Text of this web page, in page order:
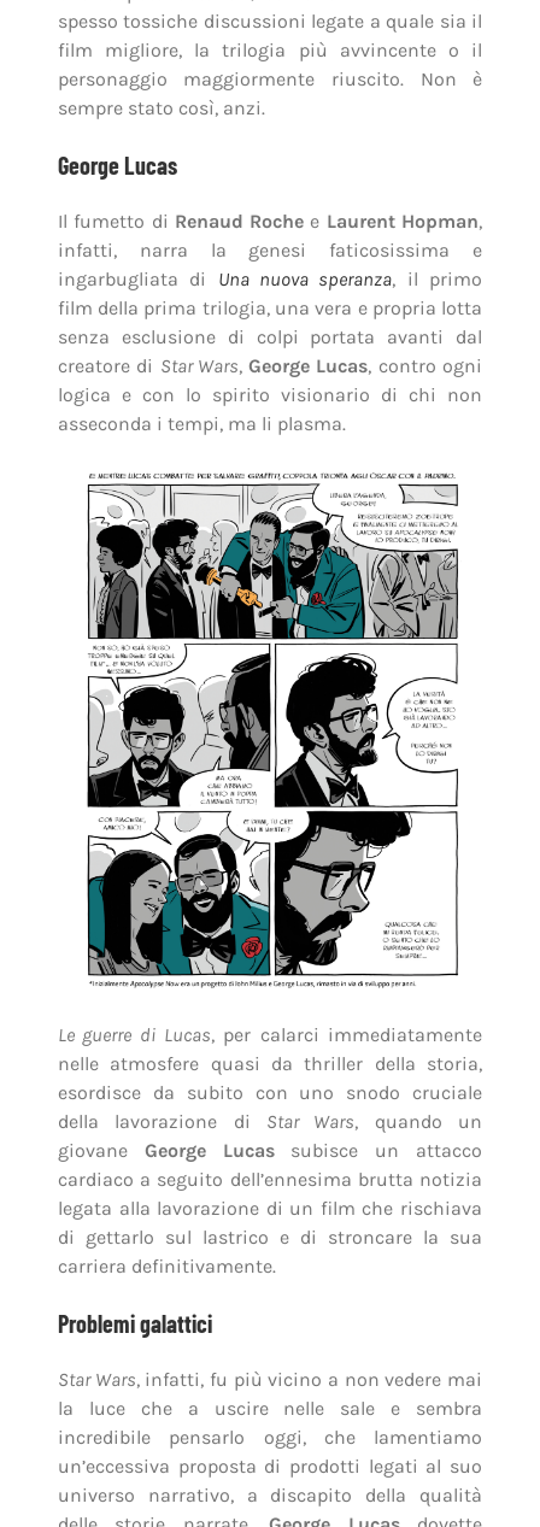
spesso tossiche discussioni legate a quale sia il
film migliore, la trilogia più avvincente o il
personaggio maggiormente riuscito. Non è
sempre stato così, anzi.
George Lucas
Il fumetto di Renaud Roche e Laurent Hopman,
infatti, narra la genesi faticosissima e
ingarbugliata di Una nuova speranza, il primo
film della prima trilogia, una vera e propria lotta
senza esclusione di colpi portata avanti dal
creatore di Star Wars,George Lucas, contro ogni
logica e con lo spirito visionario di chi non
asseconda i tempi, ma li plasma.
Le guerre di Lucas, per calarci immediatamente
nelle atmosfere quasi da thriller della storia,
esordisce da subito con uno snodo cruciale
della lavorazione di Star Wars, quando un
giovane George Lucassubisce un attacco
cardiaco a seguito dell’ennesima brutta notizia
legata alla lavorazione di un film che rischiava
di gettarlo sul lastrico e di stroncare la sua
carriera definitivamente.
Problemi galattici
Star Wars, infatti, fu più vicino a non vedere mai
la luce che a uscire nelle sale e sembra
incredibile pensarlo oggi, che lamentiamo
un’eccessiva proposta di prodotti legati al suo
universo narrativo, a discapito della qualità